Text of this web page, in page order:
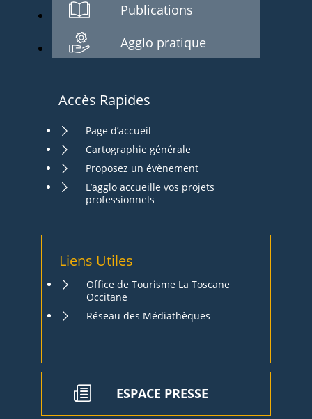
Publications
Agglo pratique
Accès Rapides
Page d’accueil
Cartographie générale
Proposez un évènement
L’agglo accueille vos projets
professionnels
Liens Utiles
Office de Tourisme La Toscane
Occitane
Réseau des Médiathèques
ESPACE PRESSE